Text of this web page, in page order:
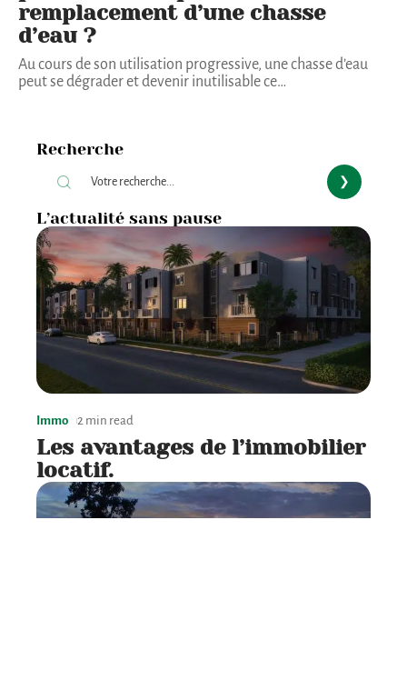
remplacement d’une chasse
d’eau ?
Au cours de son utilisation progressive, une chasse d’eau
peut se dégrader et devenir inutilisable ce…
Recherche
L’actualité sans pause
Immo 2 min read
Les avantages de l’immobilier
locatif.